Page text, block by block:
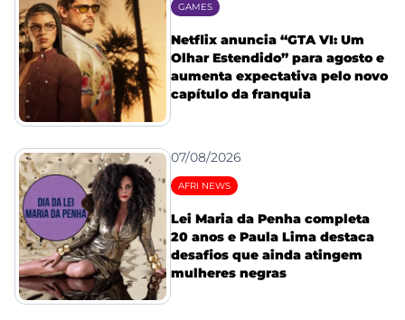
GAMES
Netflix anuncia “GTA VI: Um
Olhar Estendido” para agosto e
aumenta expectativa pelo novo
capítulo da franquia
07/08/2026
AFRI NEWS
Lei Maria da Penha completa
20 anos e Paula Lima destaca
desafios que ainda atingem
mulheres negras